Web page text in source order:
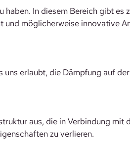
In diesem Bereich gibt
möglicherweise innovative
erlaubt, die Dämpfung auf
aus, die in Verbindung
zu verlieren.